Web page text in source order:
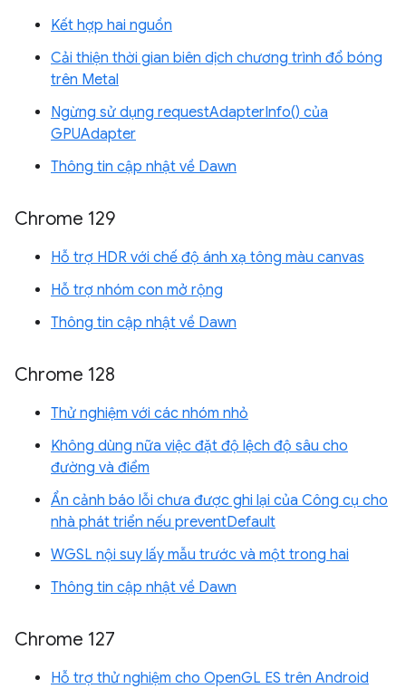
Kết hợp hai nguồn
Cải thiện thời gian biên dịch chương trình đổ bóng
trên Metal
Ngừng sử dụng requestAdapterInfo() của
GPUAdapter
Thông tin cập nhật về Dawn
Chrome 129
Hỗ trợ HDR với chế độ ánh xạ tông màu canvas
Hỗ trợ nhóm con mở rộng
Thông tin cập nhật về Dawn
Chrome 128
Thử nghiệm với các nhóm nhỏ
Không dùng nữa việc đặt độ lệch độ sâu cho
đường và điểm
Ẩn cảnh báo lỗi chưa được ghi lại của Công cụ cho
nhà phát triển nếu preventDefault
WGSL nội suy lấy mẫu trước và một trong hai
Thông tin cập nhật về Dawn
Chrome 127
Hỗ trợ thử nghiệm cho OpenGL ES trên Android